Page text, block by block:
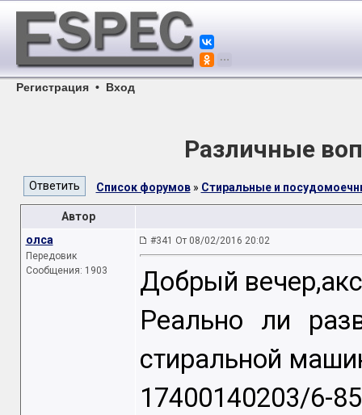
Регистрация • Вход
Различные
Список форумов» Стиральные и
Автор
олса
Передовик
Сообщения: 1903
#341 От 08/02/2016 20:02
Добрый
Реально ли
стиральной
17400140203/6-